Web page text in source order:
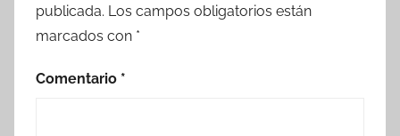
publicada. Los campos obligatorios están
marcados con *
Comentario *